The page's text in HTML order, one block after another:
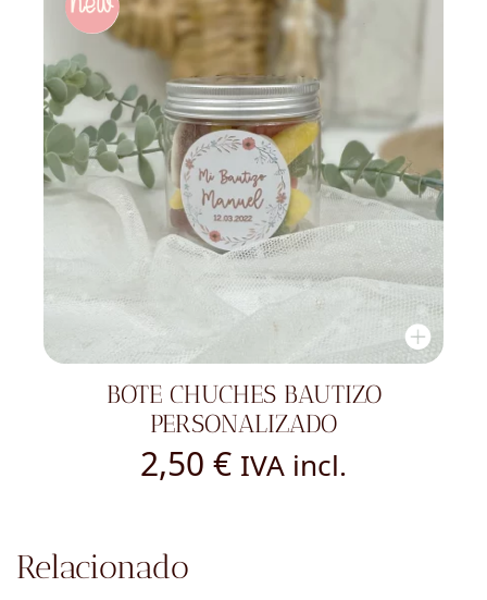
BOTE CHUCHES BAUTIZO
PERSONALIZADO
2,50 € IVA incl.
Relacionado